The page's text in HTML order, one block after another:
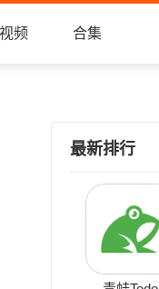
视频 合集
最新排行